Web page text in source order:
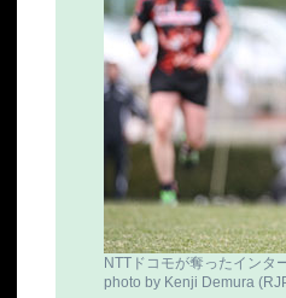
NTTドコモが奪ったインタ
photo by Kenji Demura